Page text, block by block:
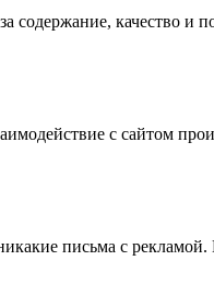
содержание, качество
с сайтом
письма с